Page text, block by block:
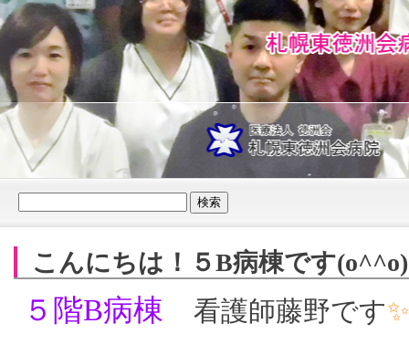
こんにちは！５B病棟です(o^^o)
５階B病棟 看護師藤野です✨